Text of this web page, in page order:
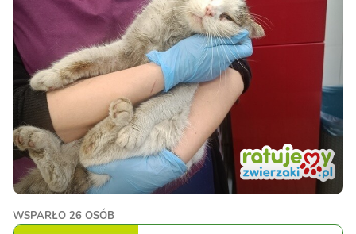
WSPARŁO 26 OSÓB